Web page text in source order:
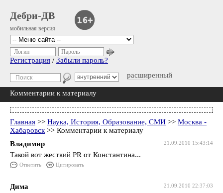
Дебри-ДВ
мобильная версия
расширенный
Логин Пароль
Регистрация / Забыли пароль?
Комментарии к материалу
Главная >> Наука, История, Образование, СМИ >> Москва -
Хабаровск >> Комментарии к материалу
21.09.2010 15:43:14
Владимир
Такой вот жесткий PR от Константина...
Ответить Цитировать
21.09.2010 22:37:03
Дима